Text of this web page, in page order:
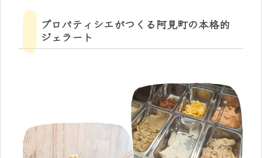
プロパティシエがつくる阿見町の本格的
ジェラート